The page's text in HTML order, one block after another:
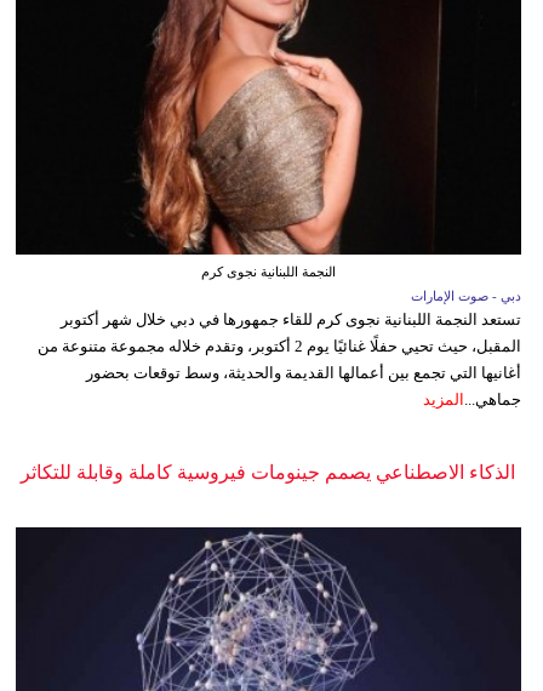
النجمة اللبنانية نجوى كرم
دبي - صوت الإمارات
تستعد النجمة اللبنانية نجوى كرم للقاء جمهورها في دبي خلال شهر أكتوبر
المقبل، حيث تحيي حفلًا غنائيًا يوم 2 أكتوبر، وتقدم خلاله مجموعة متنوعة من
أغانيها التي تجمع بين أعمالها القديمة والحديثة، وسط توقعات بحضور
جماهي...
المزيد
الذكاء الاصطناعي يصمم جينومات فيروسية كاملة وقابلة للتكاثر